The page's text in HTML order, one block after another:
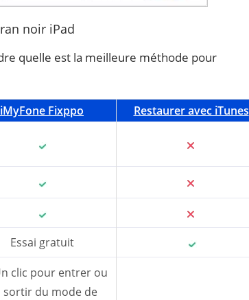
noir iPad
quelle est la meilleure méthode pour
iMyFone Fixppo
Restaurer avec iTunes
Essai gratuit
clic pour entrer ou
sortir du mode de